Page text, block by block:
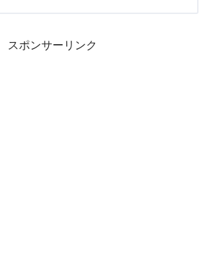
スポンサーリンク